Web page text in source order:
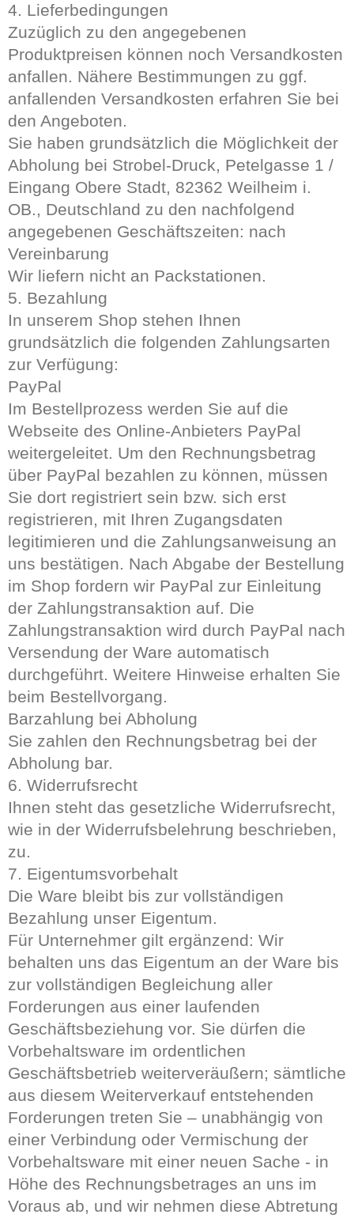
4. Lieferbedingungen
Zuzüglich zu den angegebenen
Produktpreisen können noch Versandkosten
anfallen. Nähere Bestimmungen zu ggf.
anfallenden Versandkosten erfahren Sie bei
den Angeboten.
Sie haben grundsätzlich die Möglichkeit der
Abholung bei Strobel-Druck, Petelgasse 1 /
Eingang Obere Stadt, 82362 Weilheim i.
OB., Deutschland zu den nachfolgend
angegebenen Geschäftszeiten: nach
Vereinbarung
Wir liefern nicht an Packstationen.
5. Bezahlung
In unserem Shop stehen Ihnen
grundsätzlich die folgenden Zahlungsarten
zur Verfügung:
PayPal
Im Bestellprozess werden Sie auf die
Webseite des Online-Anbieters PayPal
weitergeleitet. Um den Rechnungsbetrag
über PayPal bezahlen zu können, müssen
Sie dort registriert sein bzw. sich erst
registrieren, mit Ihren Zugangsdaten
legitimieren und die Zahlungsanweisung an
uns bestätigen. Nach Abgabe der Bestellung
im Shop fordern wir PayPal zur Einleitung
der Zahlungstransaktion auf. Die
Zahlungstransaktion wird durch PayPal nach
Versendung der Ware automatisch
durchgeführt. Weitere Hinweise erhalten Sie
beim Bestellvorgang.
Barzahlung bei Abholung
Sie zahlen den Rechnungsbetrag bei der
Abholung bar.
6. Widerrufsrecht
Ihnen steht das gesetzliche Widerrufsrecht,
wie in der Widerrufsbelehrung beschrieben,
zu.
7. Eigentumsvorbehalt
Die Ware bleibt bis zur vollständigen
Bezahlung unser Eigentum.
Für Unternehmer gilt ergänzend: Wir
behalten uns das Eigentum an der Ware bis
zur vollständigen Begleichung aller
Forderungen aus einer laufenden
Geschäftsbeziehung vor. Sie dürfen die
Vorbehaltsware im ordentlichen
Geschäftsbetrieb weiterveräußern; sämtliche
aus diesem Weiterverkauf entstehenden
Forderungen treten Sie – unabhängig von
einer Verbindung oder Vermischung der
Vorbehaltsware mit einer neuen Sache - in
Höhe des Rechnungsbetrages an uns im
Voraus ab, und wir nehmen diese Abtretung